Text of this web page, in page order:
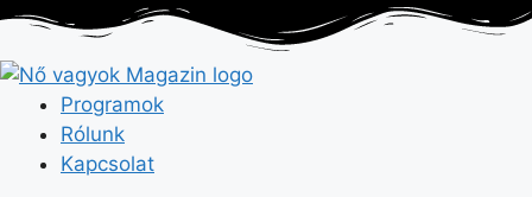
Kilépés
tartalomba
Programok
Rólunk
Kapcsolat